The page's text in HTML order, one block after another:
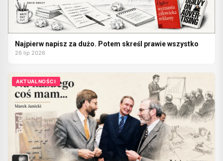
Najpierw napisz za dużo. Potem skreśl prawie wszystko
26 lip 2026
AKTUALNOŚCI